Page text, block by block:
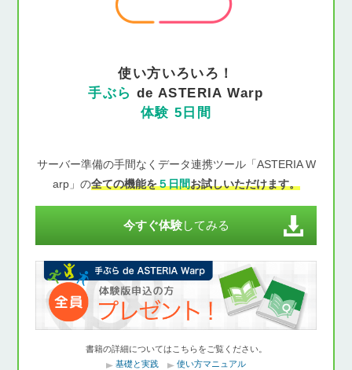
使い方いろいろ！
手ぶら de ASTERIA Warp
体験 5日間
サーバー準備の手間なくデータ連携ツール「ASTERIA W
arp」の全ての機能を５日間お試しいただけます。
今すぐ体験してみる
書籍の詳細についてはこちらをご覧ください。
基礎と実践
使い方マニュアル